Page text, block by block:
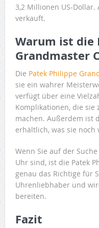
3,2 Millionen US-
verkauft.
Warum ist die
Grandmaster
Die Patek Philippe
sie ein wahrer
verfügt über eine
Komplikationen, die sie
machen. Außerdem ist
erhältlich, was sie noch
Wenn Sie auf der
Uhr sind, ist die Patek
genau das Richtige für
Uhrenliebhaber und
bereiten.
Fazit